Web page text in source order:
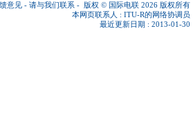
意见 - 请与我们联系 - 版权 © 国际电联 2026 版权所有
本网页联系人 : ITU-R的网络协调员
最近更新日期 : 2013-01-30